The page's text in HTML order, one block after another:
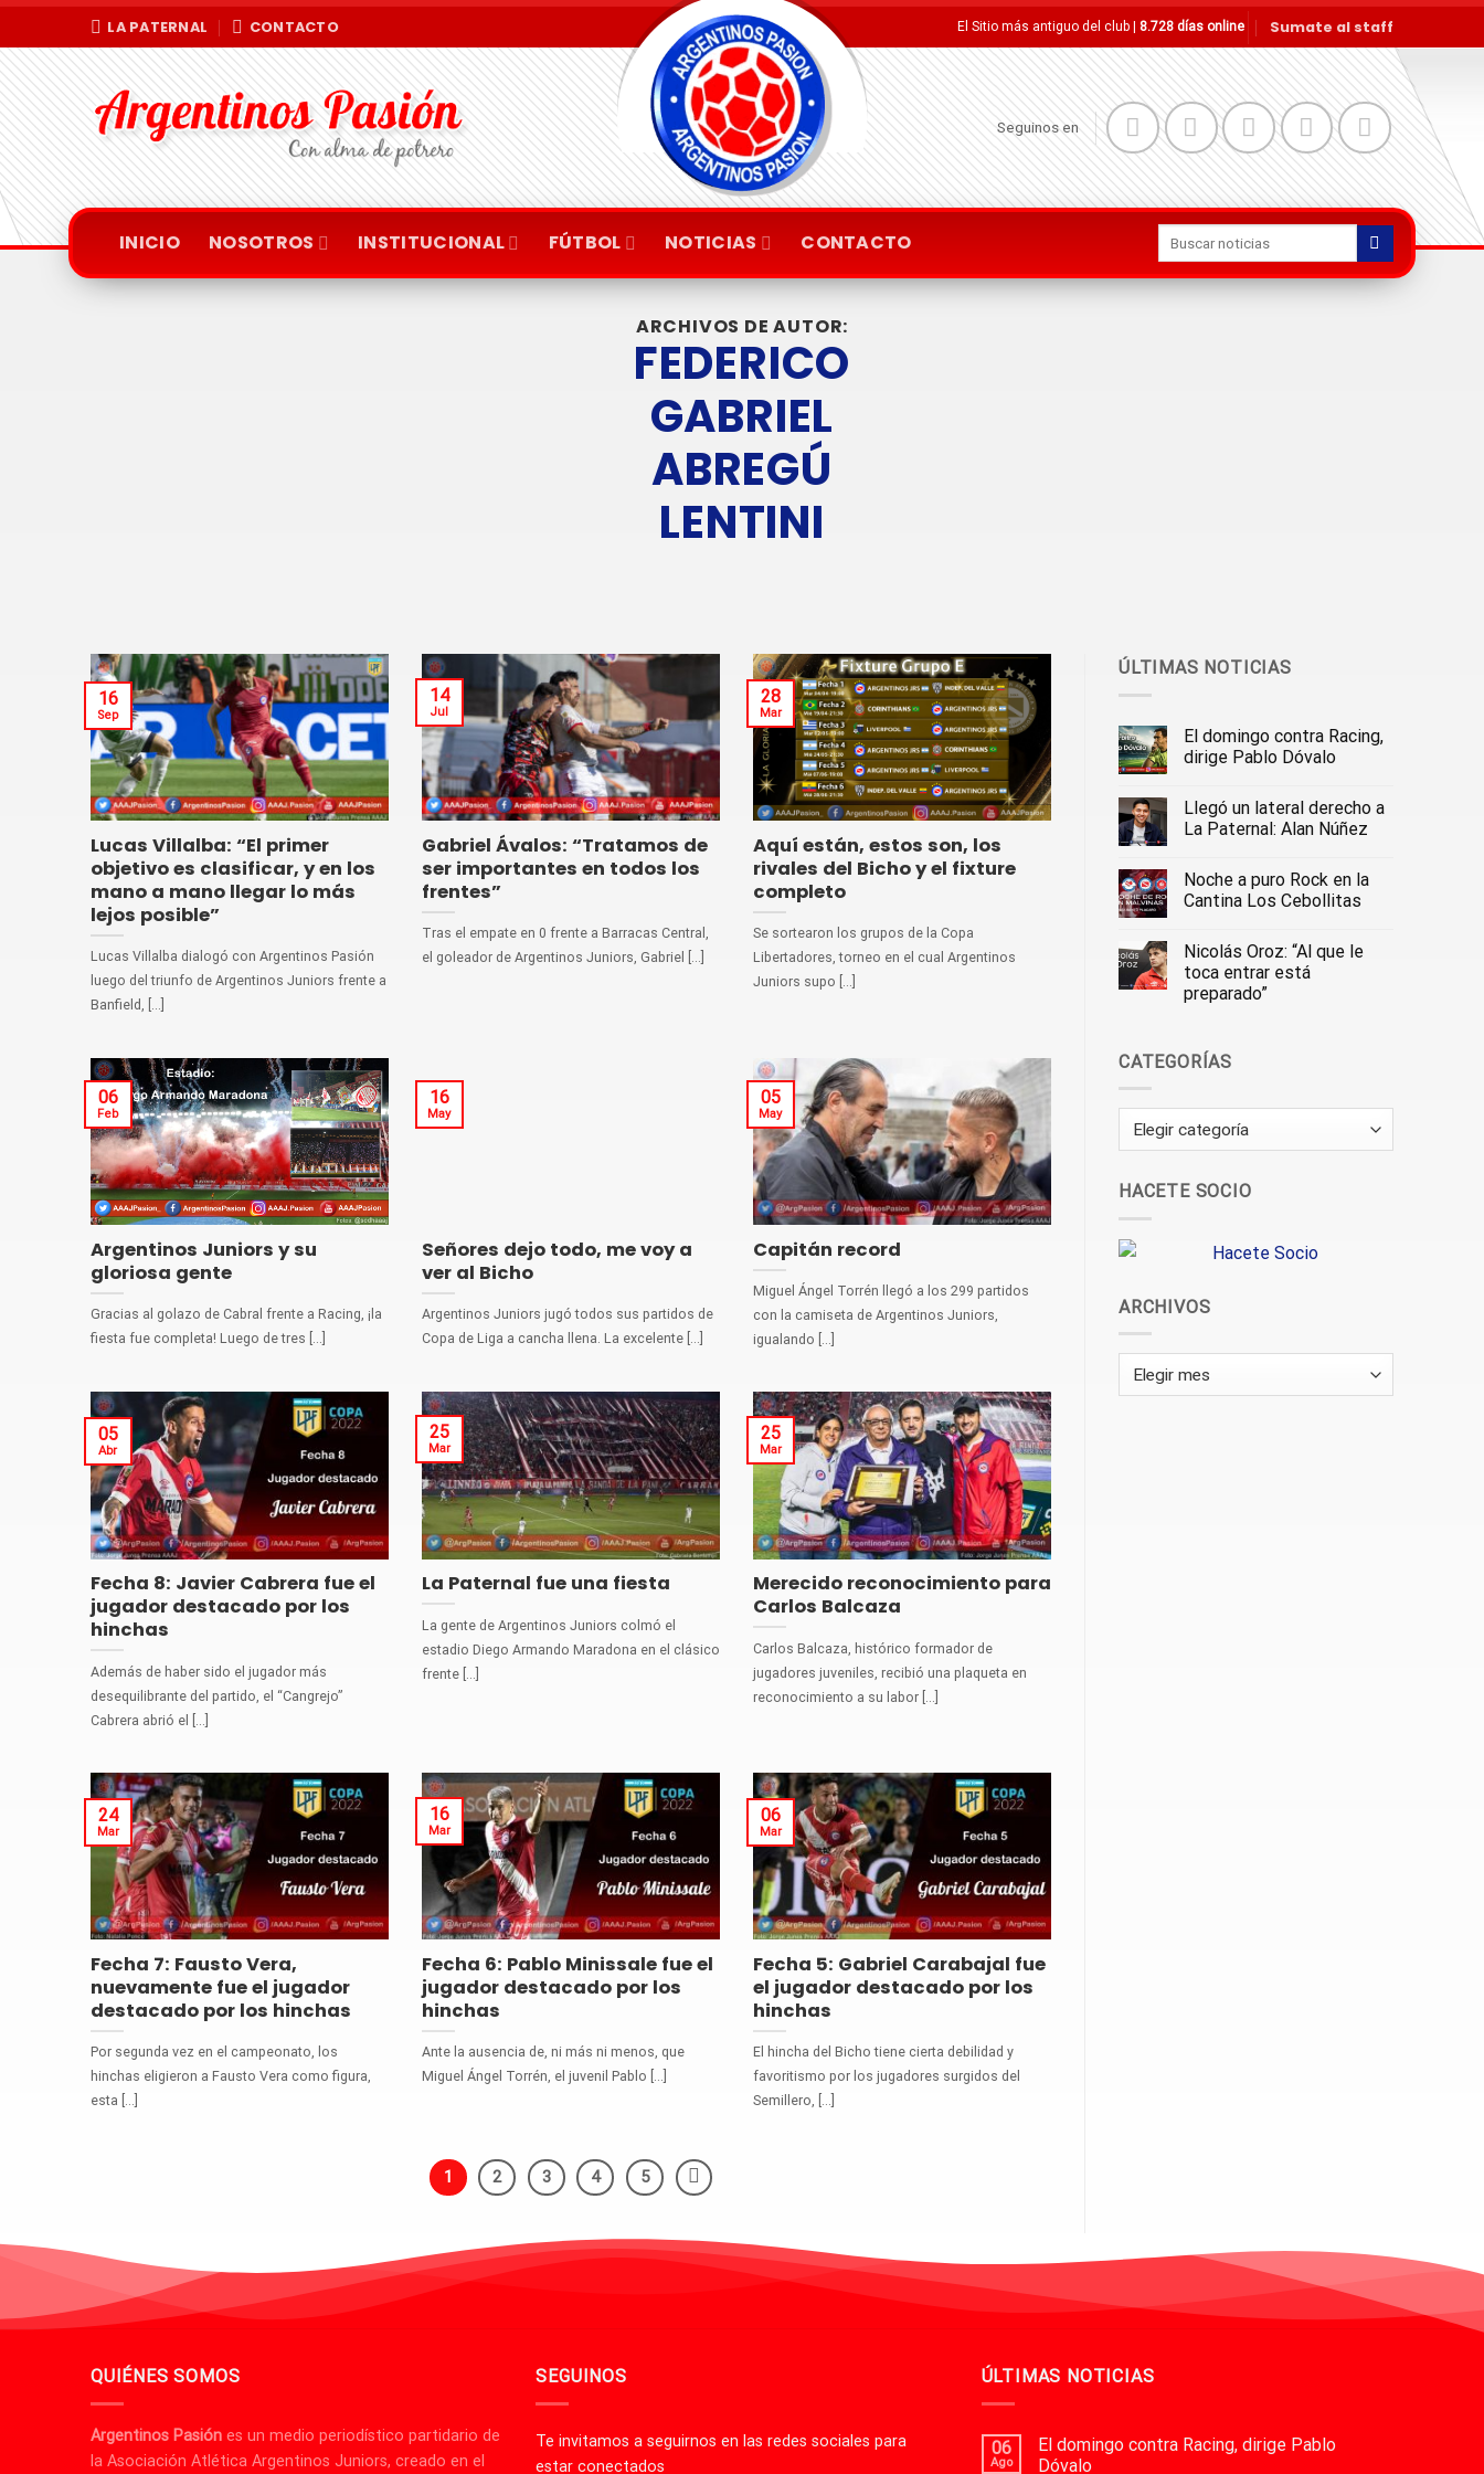
Saltar
contenido
LA PATERNAL CONTACTO El Sitio más antiguo del club | 8.728 días online Sumate al staff
Seguinos en
INICIO NOSOTROS INSTITUCIONAL FÚTBOL NOTICIAS CONTACTO
ARCHIVOS DE AUTOR:
FEDERICO
GABRIEL
ABREGÚ
LENTINI
Lucas Villalba: “El primer
objetivo es clasificar, y en los
mano a mano llegar lo más
lejos posible”
Lucas Villalba dialogó con Argentinos Pasión
luego del triunfo de Argentinos Juniors frente a
Banfield, [...]
16
Sep
Gabriel Ávalos: “Tratamos de
ser importantes en todos los
frentes”
Tras el empate en 0 frente a Barracas Central,
el goleador de Argentinos Juniors, Gabriel [...]
14
Jul
Aquí están, estos son, los
rivales del Bicho y el fixture
completo
Se sortearon los grupos de la Copa
Libertadores, torneo en el cual Argentinos
Juniors supo [...]
28
Mar
Argentinos Juniors y su
gloriosa gente
Gracias al golazo de Cabral frente a Racing, ¡la
fiesta fue completa! Luego de tres [...]
06
Feb
Señores dejo todo, me voy a
ver al Bicho
Argentinos Juniors jugó todos sus partidos de
Copa de Liga a cancha llena. La excelente [...]
16
May
Capitán record
Miguel Ángel Torrén llegó a los 299 partidos
con la camiseta de Argentinos Juniors,
igualando [...]
05
May
Fecha 8: Javier Cabrera fue el
jugador destacado por los
hinchas
Además de haber sido el jugador más
desequilibrante del partido, el “Cangrejo”
Cabrera abrió el [...]
05
Abr
La Paternal fue una fiesta
La gente de Argentinos Juniors colmó el
estadio Diego Armando Maradona en el clásico
frente [...]
25
Mar
Merecido reconocimiento para
Carlos Balcaza
Carlos Balcaza, histórico formador de
jugadores juveniles, recibió una plaqueta en
reconocimiento a su labor [...]
25
Mar
Fecha 7: Fausto Vera,
nuevamente fue el jugador
destacado por los hinchas
Por segunda vez en el campeonato, los
hinchas eligieron a Fausto Vera como figura,
esta [...]
24
Mar
Fecha 6: Pablo Minissale fue el
jugador destacado por los
hinchas
Ante la ausencia de, ni más ni menos, que
Miguel Ángel Torrén, el juvenil Pablo [...]
16
Mar
Fecha 5: Gabriel Carabajal fue
el jugador destacado por los
hinchas
El hincha del Bicho tiene cierta debilidad y
favoritismo por los jugadores surgidos del
Semillero, [...]
06
Mar
1 2 3 4 5
ÚLTIMAS NOTICIAS
El domingo contra Racing,
dirige Pablo Dóvalo
Llegó un lateral derecho a
La Paternal: Alan Núñez
Noche a puro Rock en la
Cantina Los Cebollitas
Nicolás Oroz: “Al que le
toca entrar está
preparado”
CATEGORÍAS
Categorías
HACETE SOCIO
ARCHIVOS
Archivos
QUIÉNES SOMOS
Argentinos Pasión es un medio periodístico partidario de
la Asociación Atlética Argentinos Juniors, creado en el
SEGUINOS
Te invitamos a seguirnos en las redes sociales para
estar conectados
ÚLTIMAS NOTICIAS
06
Ago
El domingo contra Racing, dirige Pablo
Dóvalo